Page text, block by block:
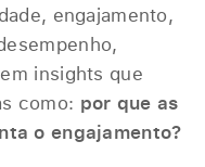
engajamento,
insights que
como: por que as
o engajamento?